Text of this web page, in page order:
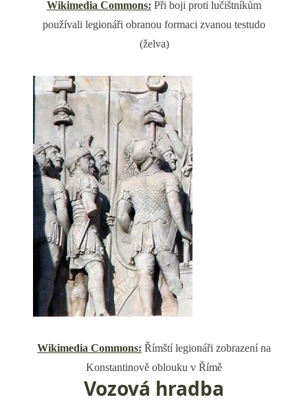
Wikimedia Commons: Při boji proti lučištníkům
používali legionáři obranou formaci zvanou testudo
(želva)
Wikimedia Commons: Římští legionáři zobrazení na
Konstantinově oblouku v Římě
Vozová hradba